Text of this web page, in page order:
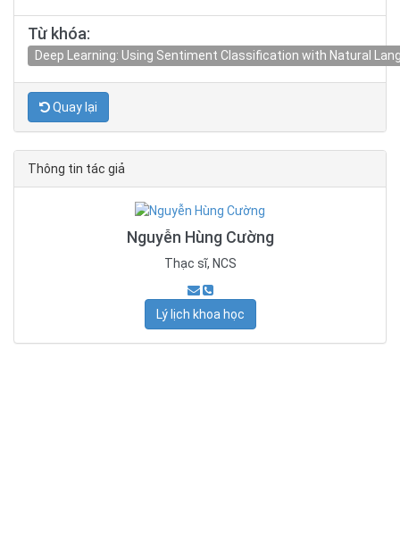
Từ khóa:
Deep Learning: Using Sentiment Classification with Natural
Quay lại
Thông tin tác giả
Nguyễn Hùng Cường
Thạc sĩ, NCS
Lý lịch khoa học